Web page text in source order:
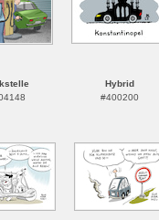
Hybrid
#400200